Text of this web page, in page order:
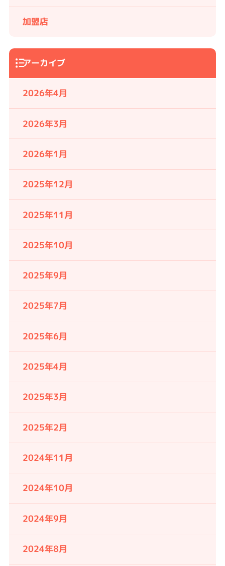
加盟店
アーカイブ
2026年4月
2026年3月
2026年1月
2025年12月
2025年11月
2025年10月
2025年9月
2025年7月
2025年6月
2025年4月
2025年3月
2025年2月
2024年11月
2024年10月
2024年9月
2024年8月